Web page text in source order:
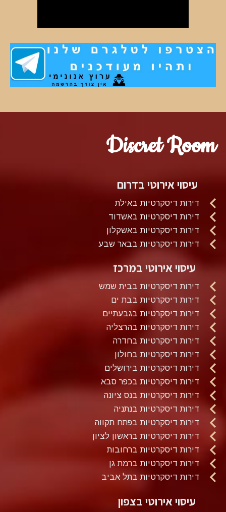
Discret Room
עיסוי אירוטי בדרום
דירות דיסקרטיות באילת
דירות דיסקרטיות באשדוד
דירות דיסקרטיות באשקלון
דירות דיסקרטיות בבאר שבע
עיסוי אירוטי במרכז
דירות דיסקרטיות בבית שמש
דירות דיסקרטיות בבת ים
דירות דיסקרטיות בגבעתיים
דירות דיסקרטיות בהרצליה
דירות דיסקרטיות בחדרה
דירות דיסקרטיות בחולון
דירות דיסקרטיות בירושלים
דירות דיסקרטיות בכפר סבא
דירות דיסקרטיות בנס ציונה
דירות דיסקרטיות בנתניה
דירות דיסקרטיות בפתח תקווה
דירות דיסקרטיות בראשון לציון
דירות דיסקרטיות ברחובות
דירות דיסקרטיות ברמת גן
דירות דיסקרטיות בתל אביב
עיסוי אירוטי בצפון